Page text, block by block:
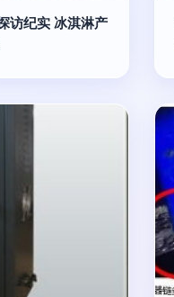
访纪实 冰淇淋产